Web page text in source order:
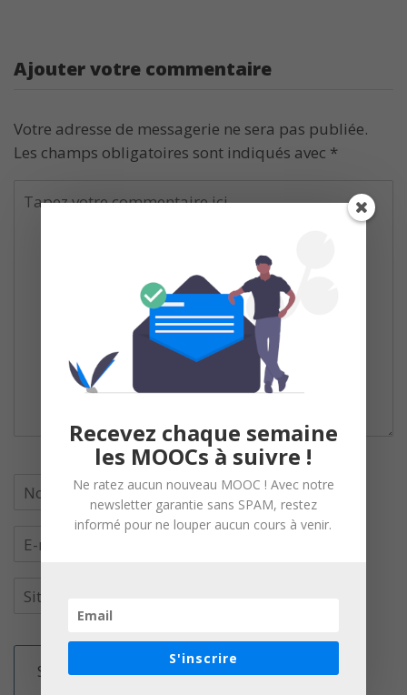
Ajouter votre commentaire
Votre adresse de messagerie ne sera pas publiée.
Les champs obligatoires sont indiqués avec *
Recevez chaque semaine
les MOOCs à suivre !
Ne ratez aucun nouveau MOOC ! Avec notre
newsletter garantie sans SPAM, restez
informé pour ne louper aucun cours à venir.
S'inscrire